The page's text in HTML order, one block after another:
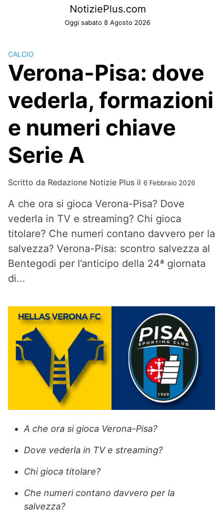
NotiziePlus.com
Oggi sabato 8 Agosto 2026
CALCIO
Verona-Pisa: dove
vederla, formazioni
e numeri chiave
Serie A
Scritto da Redazione Notizie Plus il 6 Febbraio 2026
A che ora si gioca Verona-Pisa? Dove
vederla in TV e streaming? Chi gioca
titolare? Che numeri contano davvero per la
salvezza? Verona-Pisa: scontro salvezza al
Bentegodi per l’anticipo della 24ª giornata
di...
A che ora si gioca Verona-Pisa?
Dove vederla in TV e streaming?
Chi gioca titolare?
Che numeri contano davvero per la
salvezza?